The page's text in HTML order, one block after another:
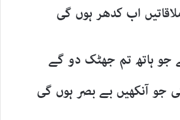
اب کدھر ہوں گی
جو ہاتھ تم جھٹک دو گے
جو آنکھیں بے بصر ہوں گی